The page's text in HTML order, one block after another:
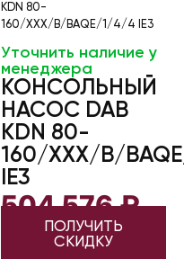
KDN 80-
160/XXX/B/BAQE/1/4/4 IE3
Уточнить наличие у
менеджера
КОНСОЛЬНЫЙ
НАСОС DAB
KDN 80-
160/XXX/B/
IE3
504 576₽
ПОЛУЧИТЬ
СКИДКУ